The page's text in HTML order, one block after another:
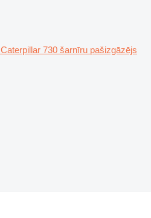
Caterpillar 730 šarnīru pašizgāzējs